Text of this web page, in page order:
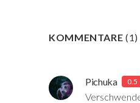
KOMMENTARE(1)
Pichuka 0.5